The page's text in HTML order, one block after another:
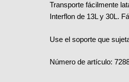
Transporte fácilmente
Interflon de 13L y 30L.
Use el soporte que
Número de artículo: